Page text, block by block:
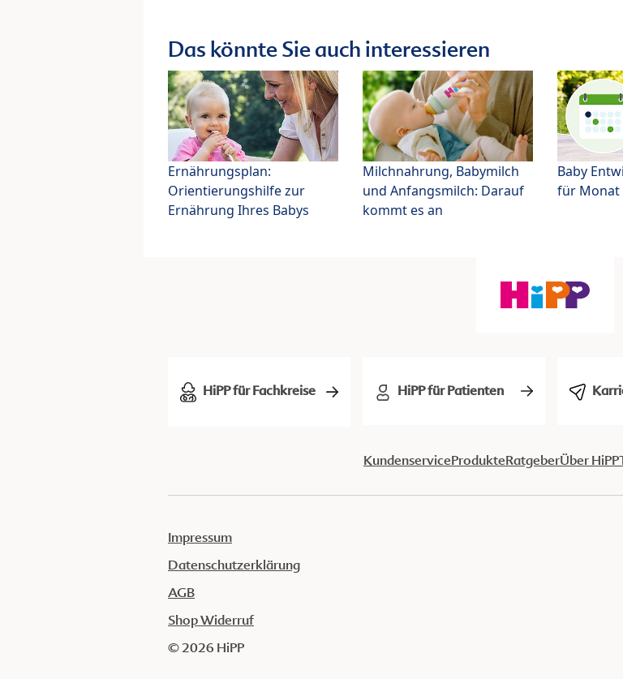
Das könnte Sie auch interessieren
Ernährungsplan:
Orientierungshilfe zur
Ernährung Ihres Babys
Milchnahrung, Babymilch
und Anfangsmilch: Darauf
kommt es an
Baby
für Monat
HiPP für Fachkreise HiPP für Patienten
KundenserviceProdukteRatgeberÜber HiPP
Impressum
Datenschutzerklärung
AGB
Shop Widerruf
© 2026 HiPP